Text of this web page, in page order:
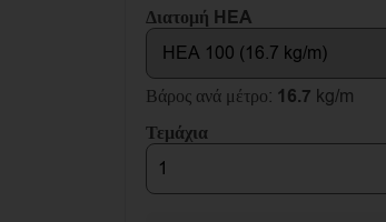
Διατομή HEA
Βάρος ανά μέτρο: 16.7 kg/m
Τεμάχια